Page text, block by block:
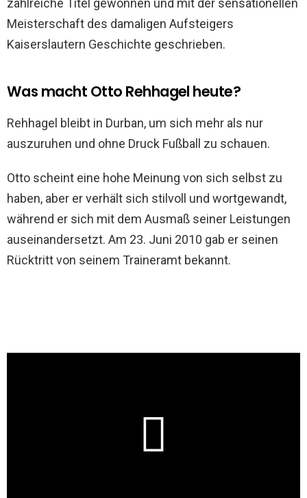
zahlreiche Titel gewonnen und mit der sensationellen
Meisterschaft des damaligen Aufsteigers
Kaiserslautern Geschichte geschrieben.
Was macht Otto Rehhagel heute?
Rehhagel bleibt in Durban, um sich mehr als nur
auszuruhen und ohne Druck Fußball zu schauen.
Otto scheint eine hohe Meinung von sich selbst zu
haben, aber er verhält sich stilvoll und wortgewandt,
während er sich mit dem Ausmaß seiner Leistungen
auseinandersetzt. Am 23. Juni 2010 gab er seinen
Rücktritt von seinem Traineramt bekannt.